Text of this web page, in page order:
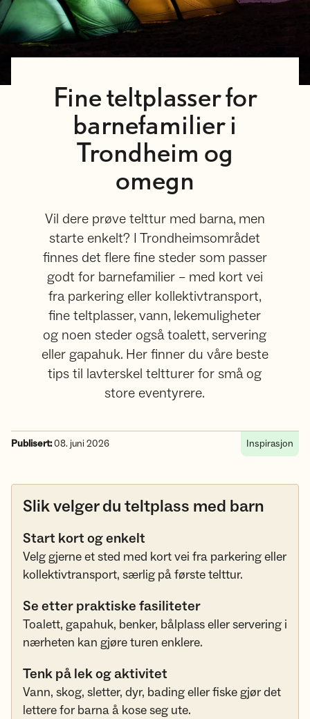
Fine teltplasser for
barnefamilier i
Trondheim og
omegn
Vil dere prøve telttur med barna, men
starte enkelt? I Trondheimsområdet
finnes det flere fine steder som passer
godt for barnefamilier – med kort vei
fra parkering eller kollektivtransport,
fine teltplasser, vann, lekemuligheter
og noen steder også toalett, servering
eller gapahuk. Her finner du våre beste
tips til lavterskel teltturer for små og
store eventyrere.
Publisert:08. juni 2026 Inspirasjon
Slik velger du teltplass med barn
Start kort og enkelt
Velg gjerne et sted med kort vei fra parkering eller
kollektivtransport, særlig på første telttur.
Se etter praktiske fasiliteter
Toalett, gapahuk, benker, bålplass eller servering i
nærheten kan gjøre turen enklere.
Tenk på lek og aktivitet
Vann, skog, sletter, dyr, bading eller fiske gjør det
lettere for barna å kose seg ute.